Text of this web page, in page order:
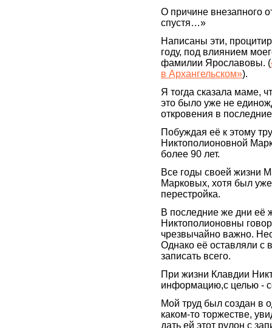
О причине внезапного
спустя…»
Написаны эти,
году, под влиянием
фамилии Ярославовы. (
в Архангельском»).
Я тогда сказала маме,
это было уже не
откровения в
Побуждая её к этому
Никтополионовной
более 90 лет.
Все годы своей жизни
Марковых, хотя был
перестройка.
В последние же дни её
Никтополионовны
чрезвычайно важно.
Однако её оставляли с
записать всего.
При жизни Клавдии
информацию,с целью -
Мой труд был создан в
каком-то торжестве,
дать ей этот рулон с